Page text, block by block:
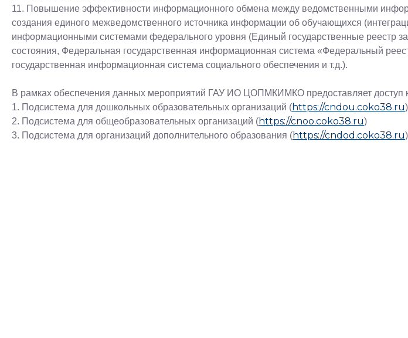
11. Повышение эффективности информационного обмена между ведомственными
создания единого межведомственного источника информации об обучающихся
информационными системами федерального уровня (Единый государственные реестр
состояния, Федеральная государственная информационная система «Федеральный
государственная информационная система социального обеспечения и т.д.).
В рамках обеспечения данных мероприятий ГАУ ИО ЦОПМКИМКО предоставляет доступ
1. Подсистема для дошкольных образовательных организаций (https://cndou.coko38.ru)
2. Подсистема для общеобразовательных организаций (https://cnoo.coko38.ru)
3. Подсистема для организаций дополнительного образования (https://cndod.coko38.ru)